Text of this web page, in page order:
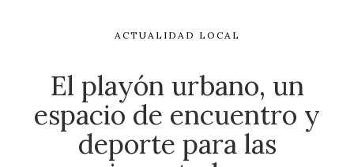
ACTUALIDAD LOCAL
El playón urbano, un
espacio de encuentro y
deporte para las